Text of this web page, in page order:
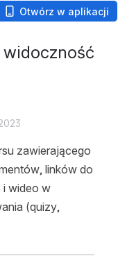
Otwórz w aplikacji
zawierającego
linków do
i wideo w
(quizy,